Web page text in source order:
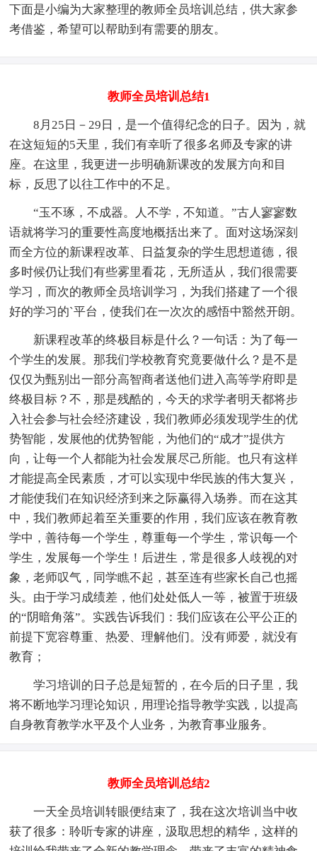
下面是小编为大家整理的教师全员培训总结，供大家参
考借鉴，希望可以帮助到有需要的朋友。
教师全员培训总结1
8月25日－29日，是一个值得纪念的日子。因为，就
在这短短的5天里，我们有幸听了很多名师及专家的讲
座。在这里，我更进一步明确新课改的发展方向和目
标，反思了以往工作中的不足。
“玉不琢，不成器。人不学，不知道。”古人寥寥数
语就将学习的重要性高度地概括出来了。面对这场深刻
而全方位的新课程改革、日益复杂的学生思想道德，很
多时候仍让我们有些雾里看花，无所适从，我们很需要
学习，而次的教师全员培训学习，为我们搭建了一个很
好的学习的`平台，使我们在一次次的感悟中豁然开朗。
新课程改革的终极目标是什么？一句话：为了每一
个学生的发展。那我们学校教育究竟要做什么？是不是
仅仅为甄别出一部分高智商者送他们进入高等学府即是
终极目标？不，那是残酷的，今天的求学者明天都将步
入社会参与社会经济建设，我们教师必须发现学生的优
势智能，发展他的优势智能，为他们的“成才”提供方
向，让每一个人都能为社会发展尽己所能。也只有这样
才能提高全民素质，才可以实现中华民族的伟大复兴，
才能使我们在知识经济到来之际赢得入场券。而在这其
中，我们教师起着至关重要的作用，我们应该在教育教
学中，善待每一个学生，尊重每一个学生，常识每一个
学生，发展每一个学生！后进生，常是很多人歧视的对
象，老师叹气，同学瞧不起，甚至连有些家长自己也摇
头。由于学习成绩差，他们处处低人一等，被置于班级
的“阴暗角落”。实践告诉我们：我们应该在公平公正的
前提下宽容尊重、热爱、理解他们。没有师爱，就没有
教育；
学习培训的日子总是短暂的，在今后的日子里，我
将不断地学习理论知识，用理论指导教学实践，以提高
自身教育教学水平及个人业务，为教育事业服务。
教师全员培训总结2
一天全员培训转眼便结束了，我在这次培训当中收
获了很多：聆听专家的讲座，汲取思想的精华，这样的